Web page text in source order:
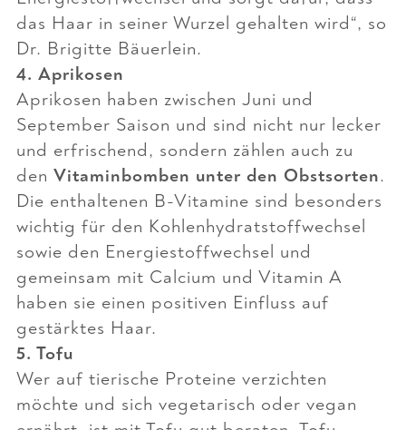
das Haar in seiner Wurzel gehalten wird“, so
Dr. Brigitte Bäuerlein.
4. Aprikosen
Aprikosen haben zwischen Juni und
September Saison und sind nicht nur lecker
und erfrischend, sondern zählen auch zu
den Vitaminbomben unter den Obstsorten.
Die enthaltenen B-Vitamine sind besonders
wichtig für den Kohlenhydratstoffwechsel
sowie den Energiestoffwechsel und
gemeinsam mit Calcium und Vitamin A
haben sie einen positiven Einfluss auf
gestärktes Haar.
5. Tofu
Wer auf tierische Proteine verzichten
möchte und sich vegetarisch oder vegan